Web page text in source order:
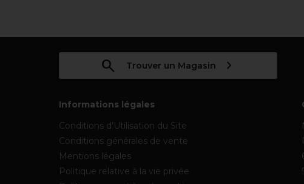
Trouver un Magasin
Informations légales
Conditions d’Utilisation du Site
Conditions générales de vente
Mentions légales
Politique relative à la vie privée